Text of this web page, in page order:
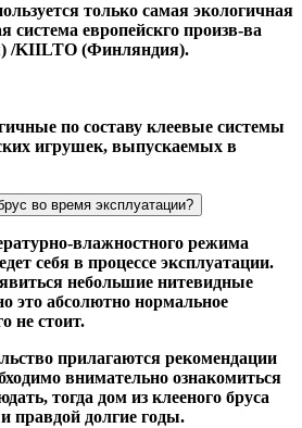
только самая экологичная
система европейскго произв-ва
/KIILTO (Финляндия).
по составу клеевые системы
игрушек, выпускаемых в
во время эксплуатации?
влажностного режима
себя в процессе эксплуатации.
небольшие нитевидные
это абсолютно нормальное
не стоит.
прилагаются рекомендации
внимательно ознакомиться
тогда дом из клееного бруса
правдой долгие годы.